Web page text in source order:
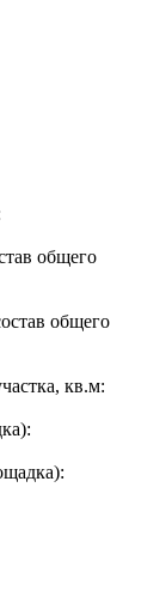
общего
общего
кв.м: